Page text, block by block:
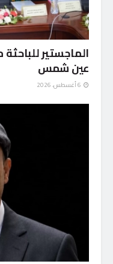
الماجستير
عين شمس